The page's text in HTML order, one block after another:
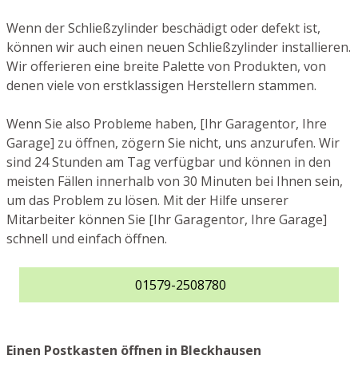
Wenn der Schließzylinder beschädigt oder defekt ist,
können wir auch einen neuen Schließzylinder installieren.
Wir offerieren eine breite Palette von Produkten, von
denen viele von erstklassigen Herstellern stammen.
Wenn Sie also Probleme haben, [Ihr Garagentor, Ihre
Garage] zu öffnen, zögern Sie nicht, uns anzurufen. Wir
sind 24 Stunden am Tag verfügbar und können in den
meisten Fällen innerhalb von 30 Minuten bei Ihnen sein,
um das Problem zu lösen. Mit der Hilfe unserer
Mitarbeiter können Sie [Ihr Garagentor, Ihre Garage]
schnell und einfach öffnen.
01579-2508780
Einen Postkasten öffnen in Bleckhausen